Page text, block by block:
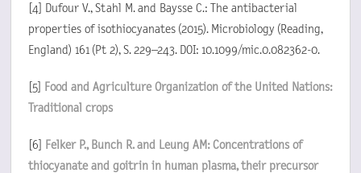
[4] Dufour V., Stahl M. and Baysse C.: The antibacterial
properties of isothiocyanates (2015). Microbiology (Reading,
England) 161 (Pt 2), S. 229–243. DOI: 10.1099/mic.0.082362-0.
[5]
Food and Agriculture Organization of the United Nations:
Traditional crops
[6]
Felker P., Bunch R. and Leung AM: Concentrations of
thiocyanate and goitrin in human plasma, their precursor